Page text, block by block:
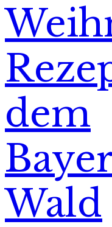
dem
Wald